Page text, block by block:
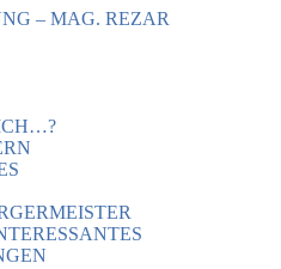
– MAG. REZAR